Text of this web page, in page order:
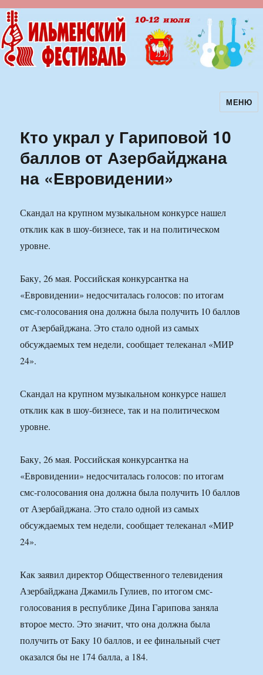
Ильменский фестиваль авторскойМЕНЮ
Кто украл у Гариповой 10
баллов от Азербайджана
на «Евровидении»
Скандал на крупном музыкальном конкурсе нашел
отклик как в шоу-бизнесе, так и на политическом
уровне.
Баку, 26 мая. Российская конкурсантка на
«Евровидении» недосчиталась голосов: по итогам
смс-голосования она должна была получить 10 баллов
от Азербайджана. Это стало одной из самых
обсуждаемых тем недели, сообщает телеканал «МИР
24».
Скандал на крупном музыкальном конкурсе нашел
отклик как в шоу-бизнесе, так и на политическом
уровне.
Баку, 26 мая. Российская конкурсантка на
«Евровидении» недосчиталась голосов: по итогам
смс-голосования она должна была получить 10 баллов
от Азербайджана. Это стало одной из самых
обсуждаемых тем недели, сообщает телеканал «МИР
24».
Как заявил директор Общественного телевидения
Азербайджана Джамиль Гулиев, по итогом смс-
голосования в республике Дина Гарипова заняла
второе место. Это значит, что она должна была
получить от Баку 10 баллов, и ее финальный счет
оказался бы не 174 балла, а 184.